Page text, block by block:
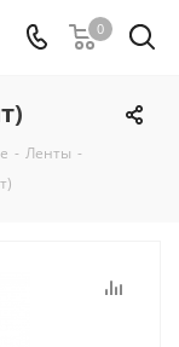
0
- Ленты -